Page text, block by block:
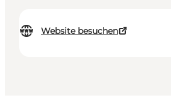
Website besuchen